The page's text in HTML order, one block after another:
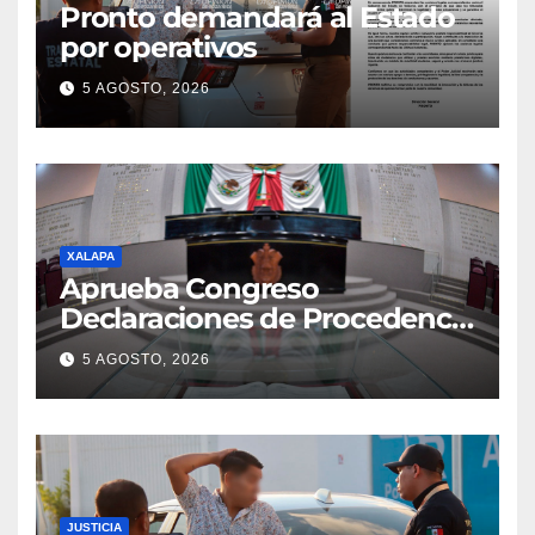
Pronto demandará al Estado
por operativos
5 AGOSTO, 2026
XALAPA
Aprueba Congreso
Declaraciones de Procedencia
en contra de dos munícipes
5 AGOSTO, 2026
JUSTICIA